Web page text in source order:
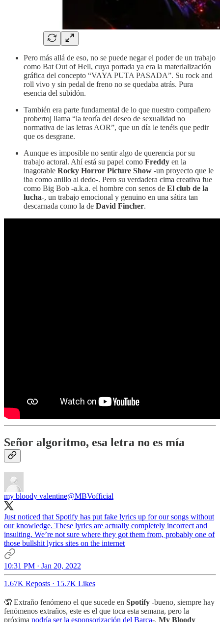
Pero más allá de eso, no se puede negar el poder de un trabajo
como Bat Out of Hell, cuya portada ya era la materialización
gráfica del concepto “VAYA PUTA PASADA”. Su rock and
roll vivo y sin pedal de freno no se quedaba atrás. Pura
esencia del subidón.
También era parte fundamental de lo que nuestro compañero
probertoj llama “la teoría del deseo de sexualidad no
normativa de las letras AOR”, que un día le tenéis que pedir
que os desgrane.
Aunque es imposible no sentir algo de querencia por su
trabajo actoral. Ahí está su papel como Freddy en la
inagotable Rocky Horror Picture Show -un proyecto que le
iba como anillo al dedo-. Pero su verdadera cima creativa fue
como Big Bob -a.k.a. el hombre con senos de El club de la
lucha-, un trabajo emocional y genuino en una sátira tan
descarnada como la de David Fincher.
Señor algoritmo, esa letra no es mía
my bloody valentine@MBVofficial
Just noticed that Spotify has put fake lyrics up for our songs without
our knowledge. These lyrics are actually completely incorrect and
insulting. We’re not sure where they got them from, probably one of
those bullshit lyrics sites on the internet
10:31 PM · Jan 20, 2022
1.67K Reposts · 15.7K Likes
🤦 Extraño fenómeno el que sucede en Spotify -bueno, siempre hay
fenómenos extraños, este es el que toca esta semana, pero la
próxima podría ser la esponsorización del Barça-. My Bloody